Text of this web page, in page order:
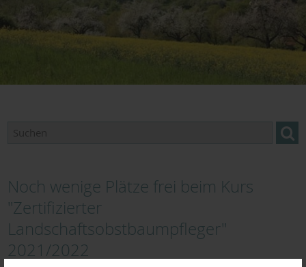
Noch wenige Plätze frei beim Kurs
"Zertifizierter
Landschaftsobstbaumpfleger"
2021/2022